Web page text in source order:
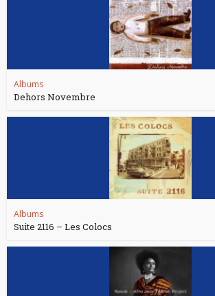
Albums
Dehors Novembre
Albums
Suite 2116 – Les Colocs